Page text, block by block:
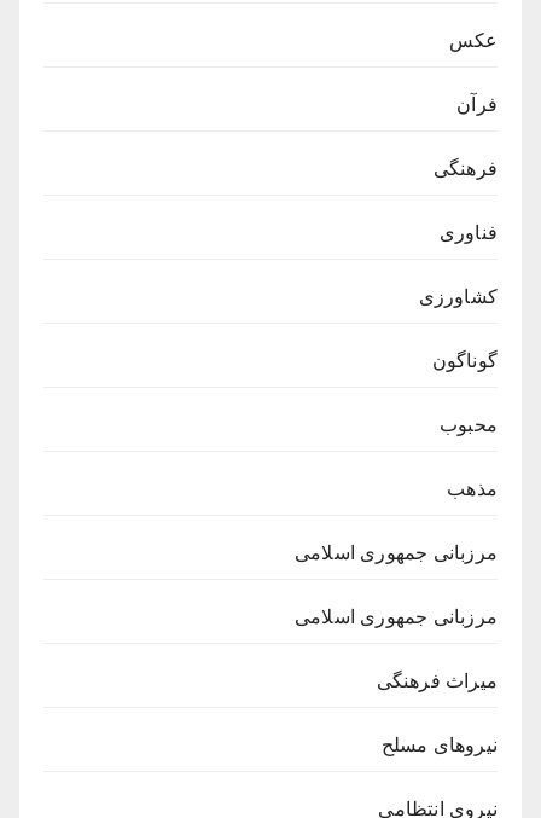
عکس
فرآن
فرهنگی
فناوری
کشاورزی
گوناگون
محبوب
مذهب
مرزبانی جمهوری اسلامی
مرزبانی جمهوری اسلامی
میراث فرهنگی
نیروهای مسلح
نیروی انتظامی